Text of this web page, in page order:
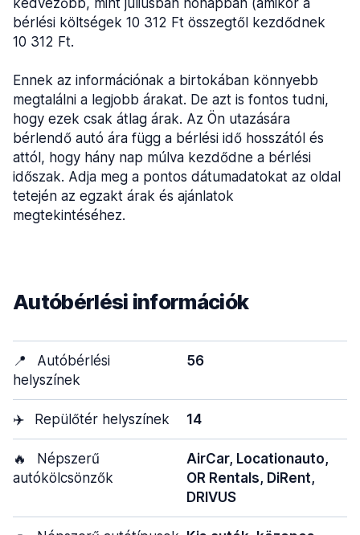
kedvezőbb, mint júliusban hónapban (amikor a
bérlési költségek 10 312 Ft összegtől kezdődnek
10 312 Ft.
Ennek az információnak a birtokában könnyebb
megtalálni a legjobb árakat. De azt is fontos tudni,
hogy ezek csak átlag árak. Az Ön utazására
bérlendő autó ára függ a bérlési idő hosszától és
attól, hogy hány nap múlva kezdődne a bérlési
időszak. Adja meg a pontos dátumadatokat az oldal
tetején az egzakt árak és ajánlatok
megtekintéséhez.
Autóbérlési információk
📍
Autóbérlési
helyszínek
56
✈️ Repülőtér helyszínek 14
🔥
Népszerű
autókölcsönzők
AirCar, Locationauto,
OR Rentals, DiRent,
DRIVUS